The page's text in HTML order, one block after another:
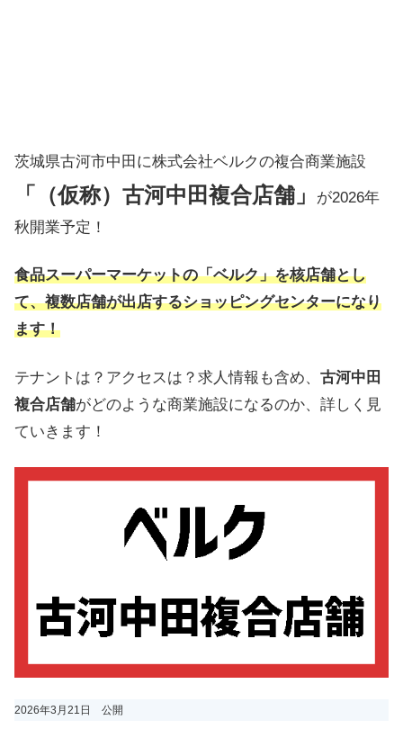
茨城県古河市中田に株式会社ベルクの複合商業施設
「（仮称）古河中田複合店舗」
が2026年
秋開業予定！
食品スーパーマーケットの「ベルク」を核店舗とし
て、複数店舗が出店するショッピングセンターになり
ます！
テナントは？アクセスは？求人情報も含め、 古河中田
複合店舗がどのような商業施設になるのか、詳しく見
ていきます！
2026年3月21日 公開